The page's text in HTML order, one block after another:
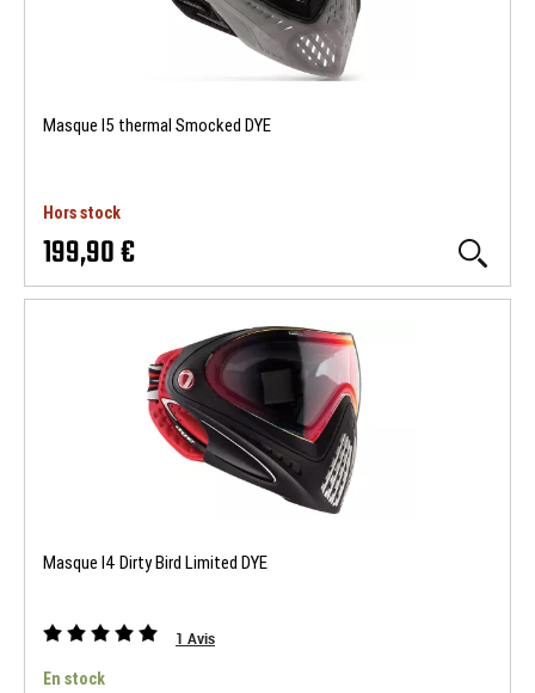
Masque I5 thermal Smocked DYE
Hors stock
199,90 €
Masque I4 Dirty Bird Limited DYE
1 Avis
En stock